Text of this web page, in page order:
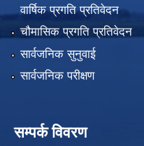
वार्षिक प्रगति प्रतिवेदन
चौमासिक प्रगति प्रतिवेदन
सार्वजनिक सुनुवाई
सार्वजनिक परीक्षण
सम्पर्क विवरण